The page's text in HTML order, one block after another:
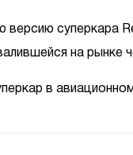
версию суперкара
на рынке
в